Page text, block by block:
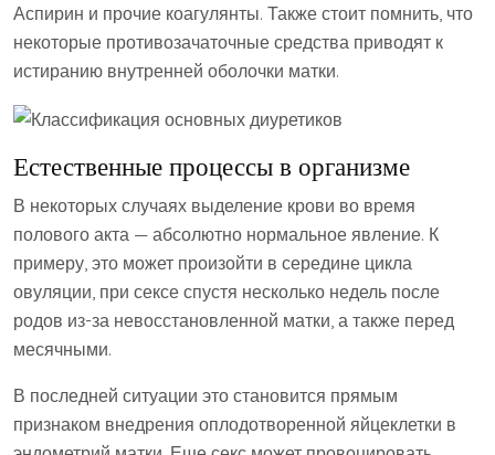
Аспирин и прочие коагулянты. Также стоит помнить, что
некоторые противозачаточные средства приводят к
истиранию внутренней оболочки матки.
Естественные процессы в организме
В некоторых случаях выделение крови во время
полового акта — абсолютно нормальное явление. К
примеру, это может произойти в середине цикла
овуляции, при сексе спустя несколько недель после
родов из-за невосстановленной матки, а также перед
месячными.
В последней ситуации это становится прямым
признаком внедрения оплодотворенной яйцеклетки в